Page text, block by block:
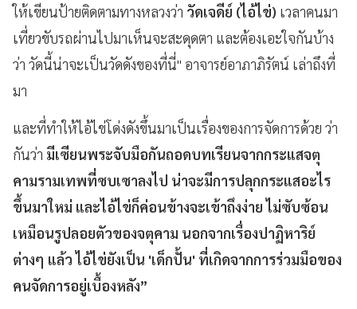
ให้เขียนป้ายติดตามทางหลวงว่า วัดเจดีย์ (ไอ้ไข่) เวลาคนมา
เที่ยวขับรถผ่านไปมาเห็นจะสะดุดตา และต้องเอะใจกันบ้าง
ว่า วัดนี้น่าจะเป็นวัดดังของที่นี่" อาจารย์อาภาภิรัตน์ เล่าถึงที่
มา
และที่ทำให้ไอ้ไข่โด่งดังขึ้นมาเป็นเรื่องของการจัดการด้วย ว่า
กันว่า มีเซียนพระจับมือกันถอดบทเรียนจากกระแสจตุ
คามรามเทพที่ซบเซาลงไป น่าจะมีการปลุกกระแสอะไร
ขึ้นมาใหม่ และไอ้ไข่ก็ค่อนข้างจะเข้าถึงง่าย ไม่ซับซ้อน
เหมือนรูปลอยตัวของจตุคาม นอกจากเรื่องปาฏิหาริย์
ต่างๆ แล้ว ไอ้ไข่ยังเป็น 'เด็กปั้น' ที่เกิดจากการร่วมมือของ
คนจัดการอยู่เบื้องหลัง”